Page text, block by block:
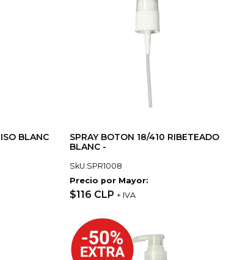
BLANC
SPRAY BOTON 18/410 RIBETEADO
BLANC -
SkU:SPR1008
Precio por Mayor:
$116 CLP + IVA